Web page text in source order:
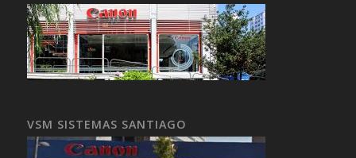
VSM SISTEMAS SANTIAGO